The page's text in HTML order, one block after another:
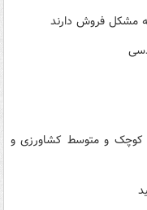
کوچک و متوسط کشاورزی و